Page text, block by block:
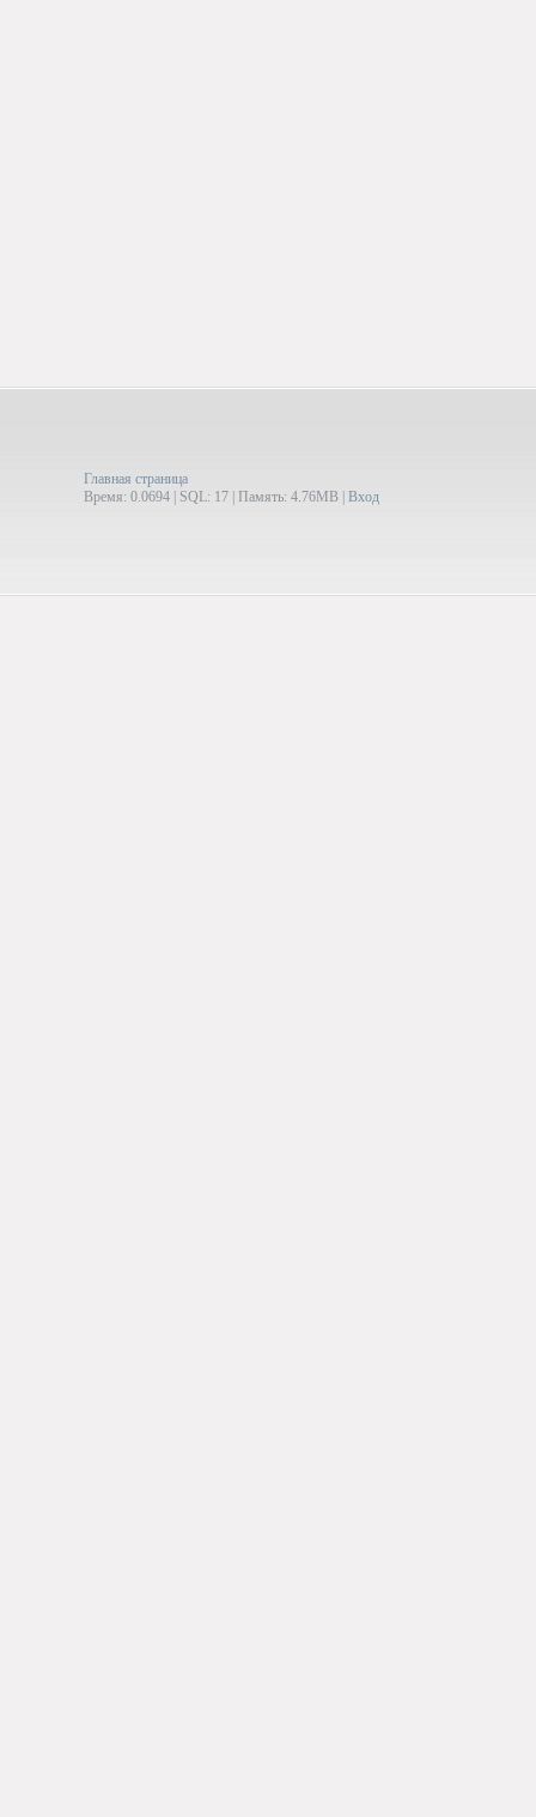
Главная страница
Время: 0.0694 | SQL: 17 | Память: 4.76MB Вход